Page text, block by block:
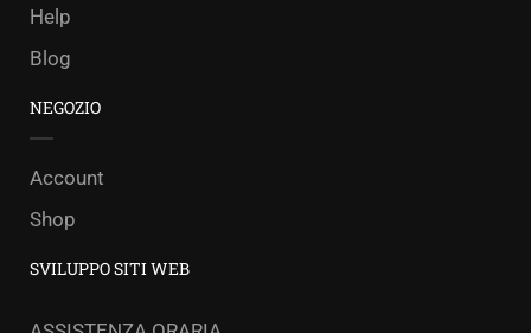
Help
Blog
NEGOZIO
Account
Shop
SVILUPPO SITI WEB